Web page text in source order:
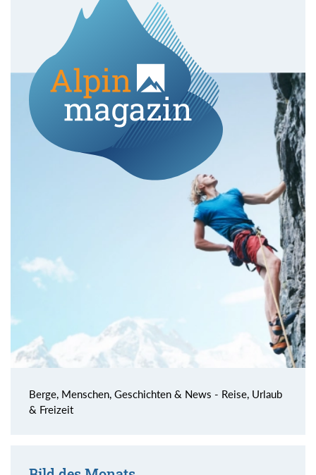
Berge, Menschen, Geschichten & News - Reise, Urlaub
& Freizeit